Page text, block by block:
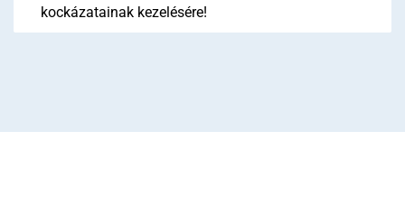
kockázatainak kezelésére!